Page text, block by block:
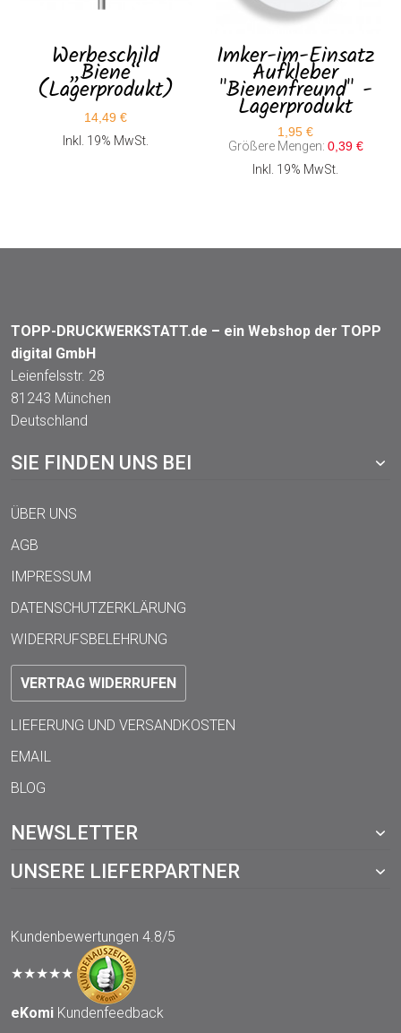
Werbeschild
„Biene“
(Lagerprodukt)
14,49 €
Inkl. 19% MwSt.
Imker-im-Einsatz
Aufkleber
"Bienenfreund" -
Lagerprodukt
1,95 €
Größere Mengen: 0,39 €
Inkl. 19% MwSt.
TOPP-DRUCKWERKSTATT.de – ein Webshop der TOPP
digital GmbH
Leienfelsstr. 28
81243 München
Deutschland
SIE FINDEN UNS BEI
ÜBER UNS
AGB
IMPRESSUM
DATENSCHUTZERKLÄRUNG
WIDERRUFSBELEHRUNG
VERTRAG WIDERRUFEN
LIEFERUNG UND VERSANDKOSTEN
EMAIL
BLOG
NEWSLETTER
UNSERE LIEFERPARTNER
Kundenbewertungen 4.8/5
★★★★★
eKomi Kundenfeedback